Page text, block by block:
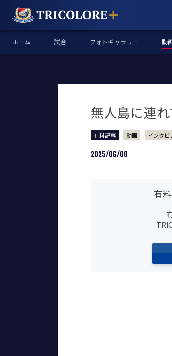
ホーム 試合 フォトギャラリー 動
無人島に連
有料記事 動画 インタビ
2025/06/08
有